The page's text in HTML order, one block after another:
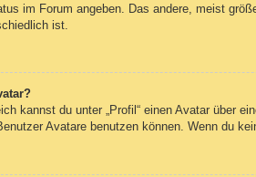
im Forum angeben. Das andere, meist
ist.
kannst du unter „Profil“ einen Avatar über
Avatare benutzen können. Wenn du